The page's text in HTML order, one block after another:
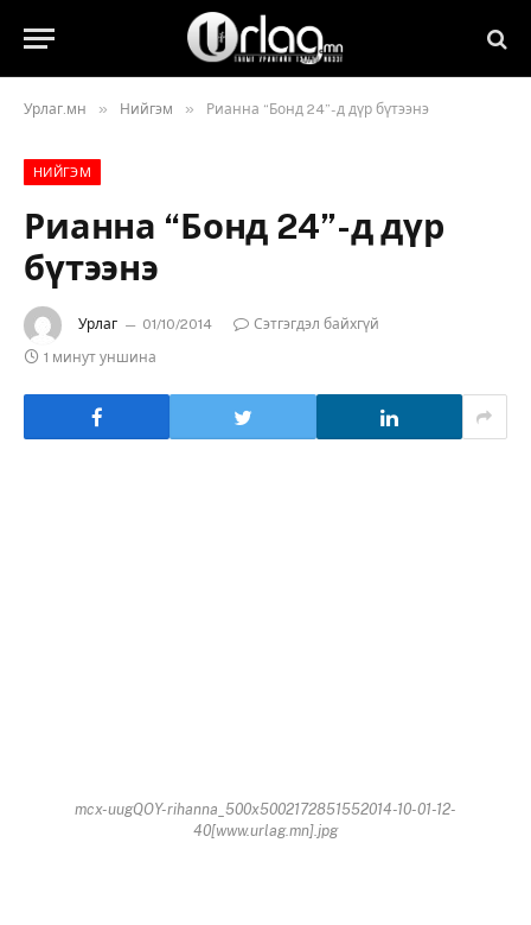
Урлаг.мн » Нийгэм » Рианна “Бонд 24”-д дүр бүтээнэ
НИЙГЭМ
Рианна “Бонд 24”-д дүр
бүтээнэ
Урлаг 01/10/2014
Сэтгэгдэл байхгүй
1 минут уншина
mcx-uugQOY-rihanna_500x5002172851552014-10-01-12-
40[www.urlag.mn].jpg